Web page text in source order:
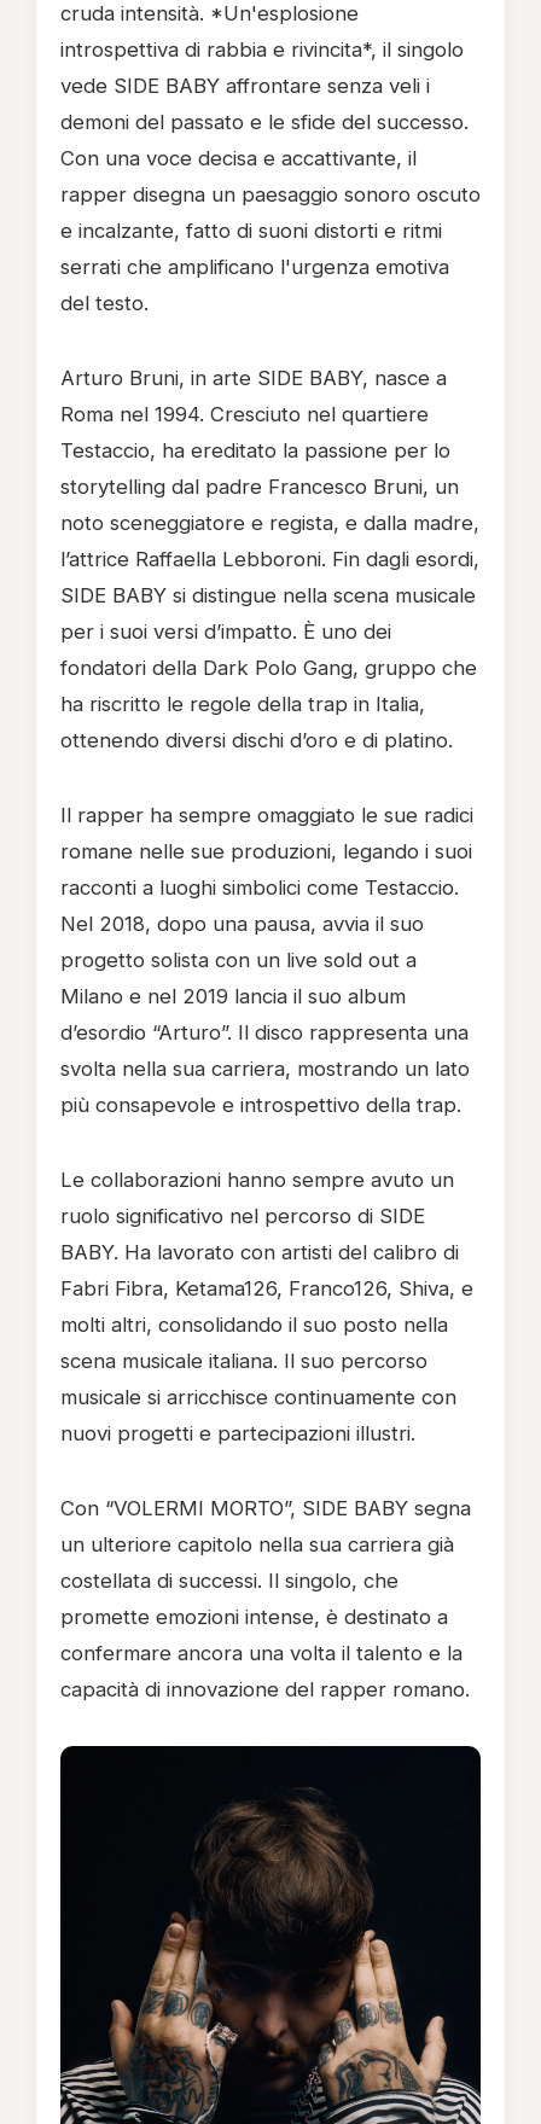
cruda intensità. *Un'esplosione
introspettiva di rabbia e rivincita*, il singolo
vede SIDE BABY affrontare senza veli i
demoni del passato e le sfide del successo.
Con una voce decisa e accattivante, il
rapper disegna un paesaggio sonoro oscuto
e incalzante, fatto di suoni distorti e ritmi
serrati che amplificano l'urgenza emotiva
del testo.
Arturo Bruni, in arte SIDE BABY, nasce a
Roma nel 1994. Cresciuto nel quartiere
Testaccio, ha ereditato la passione per lo
storytelling dal padre Francesco Bruni, un
noto sceneggiatore e regista, e dalla madre,
l’attrice Raffaella Lebboroni. Fin dagli esordi,
SIDE BABY si distingue nella scena musicale
per i suoi versi d’impatto. È uno dei
fondatori della Dark Polo Gang, gruppo che
ha riscritto le regole della trap in Italia,
ottenendo diversi dischi d’oro e di platino.
Il rapper ha sempre omaggiato le sue radici
romane nelle sue produzioni, legando i suoi
racconti a luoghi simbolici come Testaccio.
Nel 2018, dopo una pausa, avvia il suo
progetto solista con un live sold out a
Milano e nel 2019 lancia il suo album
d’esordio “Arturo”. Il disco rappresenta una
svolta nella sua carriera, mostrando un lato
più consapevole e introspettivo della trap.
Le collaborazioni hanno sempre avuto un
ruolo significativo nel percorso di SIDE
BABY. Ha lavorato con artisti del calibro di
Fabri Fibra, Ketama126, Franco126, Shiva, e
molti altri, consolidando il suo posto nella
scena musicale italiana. Il suo percorso
musicale si arricchisce continuamente con
nuovi progetti e partecipazioni illustri.
Con “VOLERMI MORTO”, SIDE BABY segna
un ulteriore capitolo nella sua carriera già
costellata di successi. Il singolo, che
promette emozioni intense, è destinato a
confermare ancora una volta il talento e la
capacità di innovazione del rapper romano.